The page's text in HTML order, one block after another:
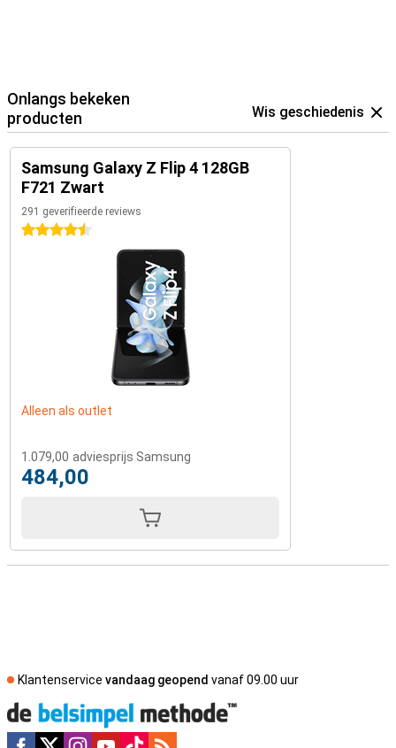
Onlangs bekeken
producten
Wis geschiedenis
Samsung Galaxy Z Flip 4 128GB
F721 Zwart
291 geverifieerde reviews
4.5 sterren
Alleen als outlet
1.079,00 adviesprijs Samsung
484,00
Klantenservice vandaag geopend vanaf 09.00 uur
Social media